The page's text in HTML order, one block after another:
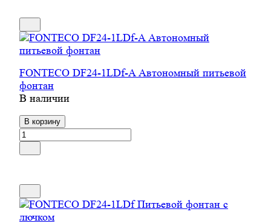
FONTECO DF24-1LDf-A Автономный питьевой
фонтан
В наличии
В корзину